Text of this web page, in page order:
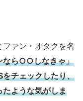
ァン・オタクを名
なら○○しなきゃ」
チェックしたり、
ような気がしま